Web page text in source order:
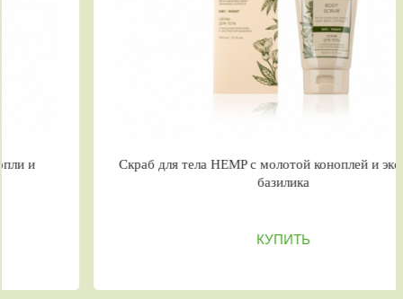
Скраб для тела HEMP с молотой коноплей и
базилика
КУПИТЬ